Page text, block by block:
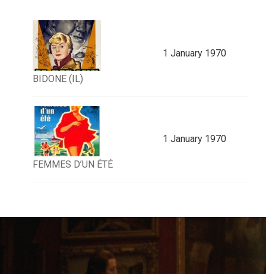
BIDONE (IL)
1 January 1970
FEMMES D’UN ÉTÉ
1 January 1970